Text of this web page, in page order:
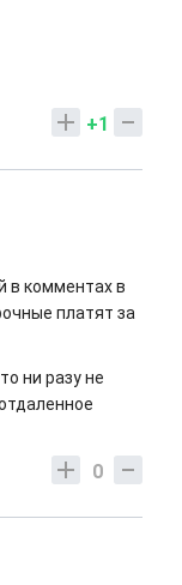
+1
в комментах в
платят за
ни разу не
0